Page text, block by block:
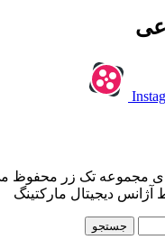
مجموعه تک زر محفوظ
دیجیتال مارکتینگ
جستجو